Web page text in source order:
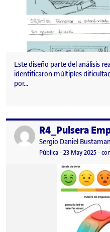
Este diseño parte del análisis
identificaron múltiples
por…
Publicado por
Publicado por
Sergio Daniel
Visibilidad:
Pública-Fecha de
23 May 202523
-